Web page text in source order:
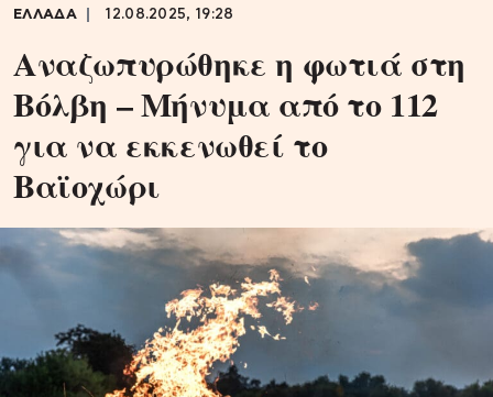
ΕΛΛΑΔΑ 12.08.2025, 19:28
Αναζωπυρώθηκε η φωτιά στη
Βόλβη – Μήνυμα από το 112
για να εκκενωθεί το
Βαϊοχώρι